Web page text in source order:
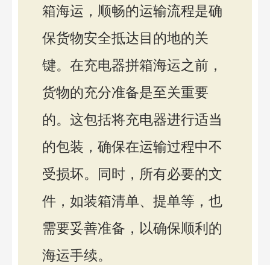
箱海运，顺畅的运输流程是确
保货物安全抵达目的地的关
键。在充电器拼箱海运之前，
货物的充分准备是至关重要
的。这包括将充电器进行适当
的包装，确保在运输过程中不
受损坏。同时，所有必要的文
件，如装箱清单、提单等，也
需要妥善准备，以确保顺利的
海运手续。